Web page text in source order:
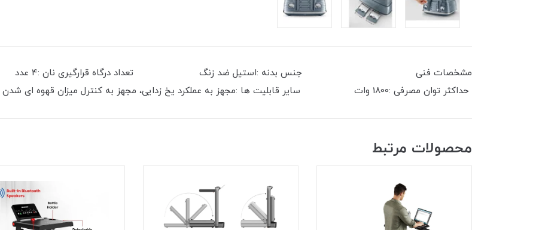
مشخصات فنی
حداکثر توان مصرفی :1800 وات سایر قابلیت‌ ها :مجهز به عملکرد یخ زدایی، مجهز به کنترل میزان قهوه ای شدن نان
محصولات مرتبط